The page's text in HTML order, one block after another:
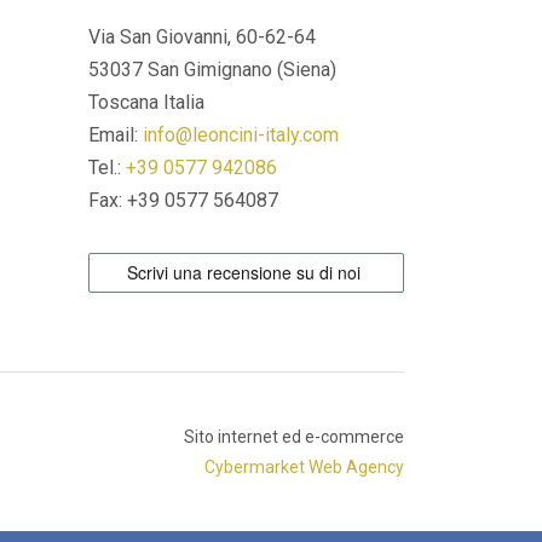
Via San Giovanni, 60-62-64
53037 San Gimignano (Siena)
Toscana Italia
Email: info@leoncini-italy.com
Tel.: +39 0577 942086
Fax: +39 0577 564087
Sito internet ed e-commerce
Cybermarket Web Agency